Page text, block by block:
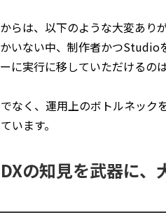
らは、以下のような大変あり
かいない中、制作者かつ
に実行に移していただけるの
なく、運用上のボトルネック
います。
の知見を武器に、